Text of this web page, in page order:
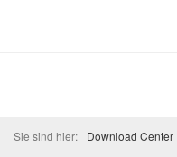
Sie sind hier: Download Center